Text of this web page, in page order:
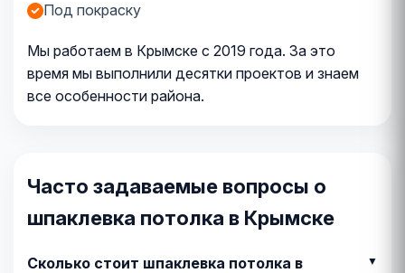
Под покраску
Мы работаем в Крымске с 2019 года. За это
время мы выполнили десятки проектов и знаем
все особенности района.
Часто задаваемые вопросы о
шпаклевка потолка в Крымске
Сколько стоит шпаклевка потолка в